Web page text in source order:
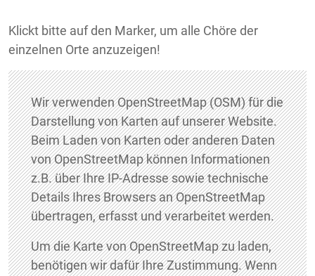
Klickt bitte auf den Marker, um alle Chöre der
einzelnen Orte anzuzeigen!
Wir verwenden OpenStreetMap (OSM) für die
Darstellung von Karten auf unserer Website.
Beim Laden von Karten oder anderen Daten
von OpenStreetMap können Informationen
z.B. über Ihre IP-Adresse sowie technische
Details Ihres Browsers an OpenStreetMap
übertragen, erfasst und verarbeitet werden.
Um die Karte von OpenStreetMap zu laden,
benötigen wir dafür Ihre Zustimmung. Wenn